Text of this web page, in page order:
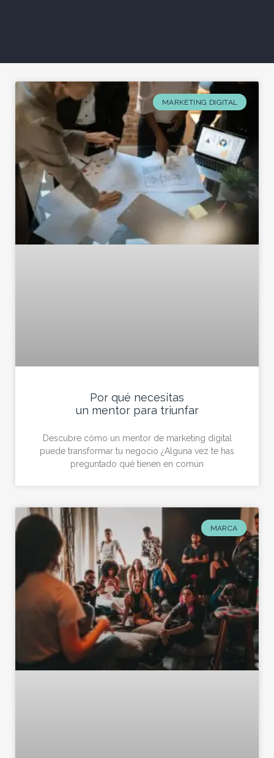
MARKETING DIGITAL
Por qué necesitas
un mentor para triunfar
Descubre cómo un mentor de marketing digital
puede transformar tu negocio ¿Alguna vez te has
preguntado qué tienen en común
MARCA